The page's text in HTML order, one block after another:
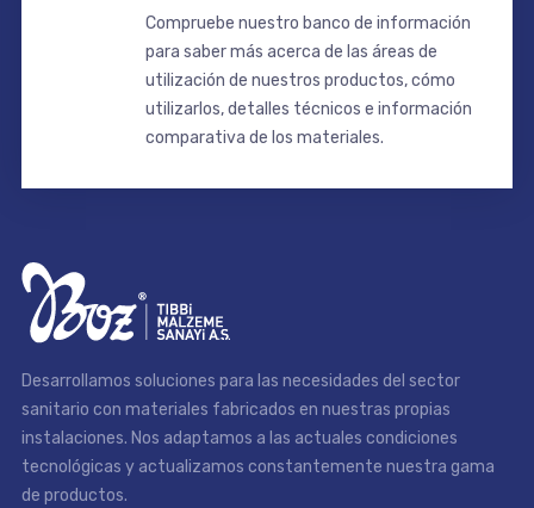
Compruebe nuestro banco de información
para saber más acerca de las áreas de
utilización de nuestros productos, cómo
utilizarlos, detalles técnicos e información
comparativa de los materiales.
Desarrollamos soluciones para las necesidades del sector
sanitario con materiales fabricados en nuestras propias
instalaciones. Nos adaptamos a las actuales condiciones
tecnológicas y actualizamos constantemente nuestra gama
de productos.